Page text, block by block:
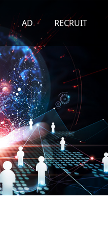
AD RECRUIT